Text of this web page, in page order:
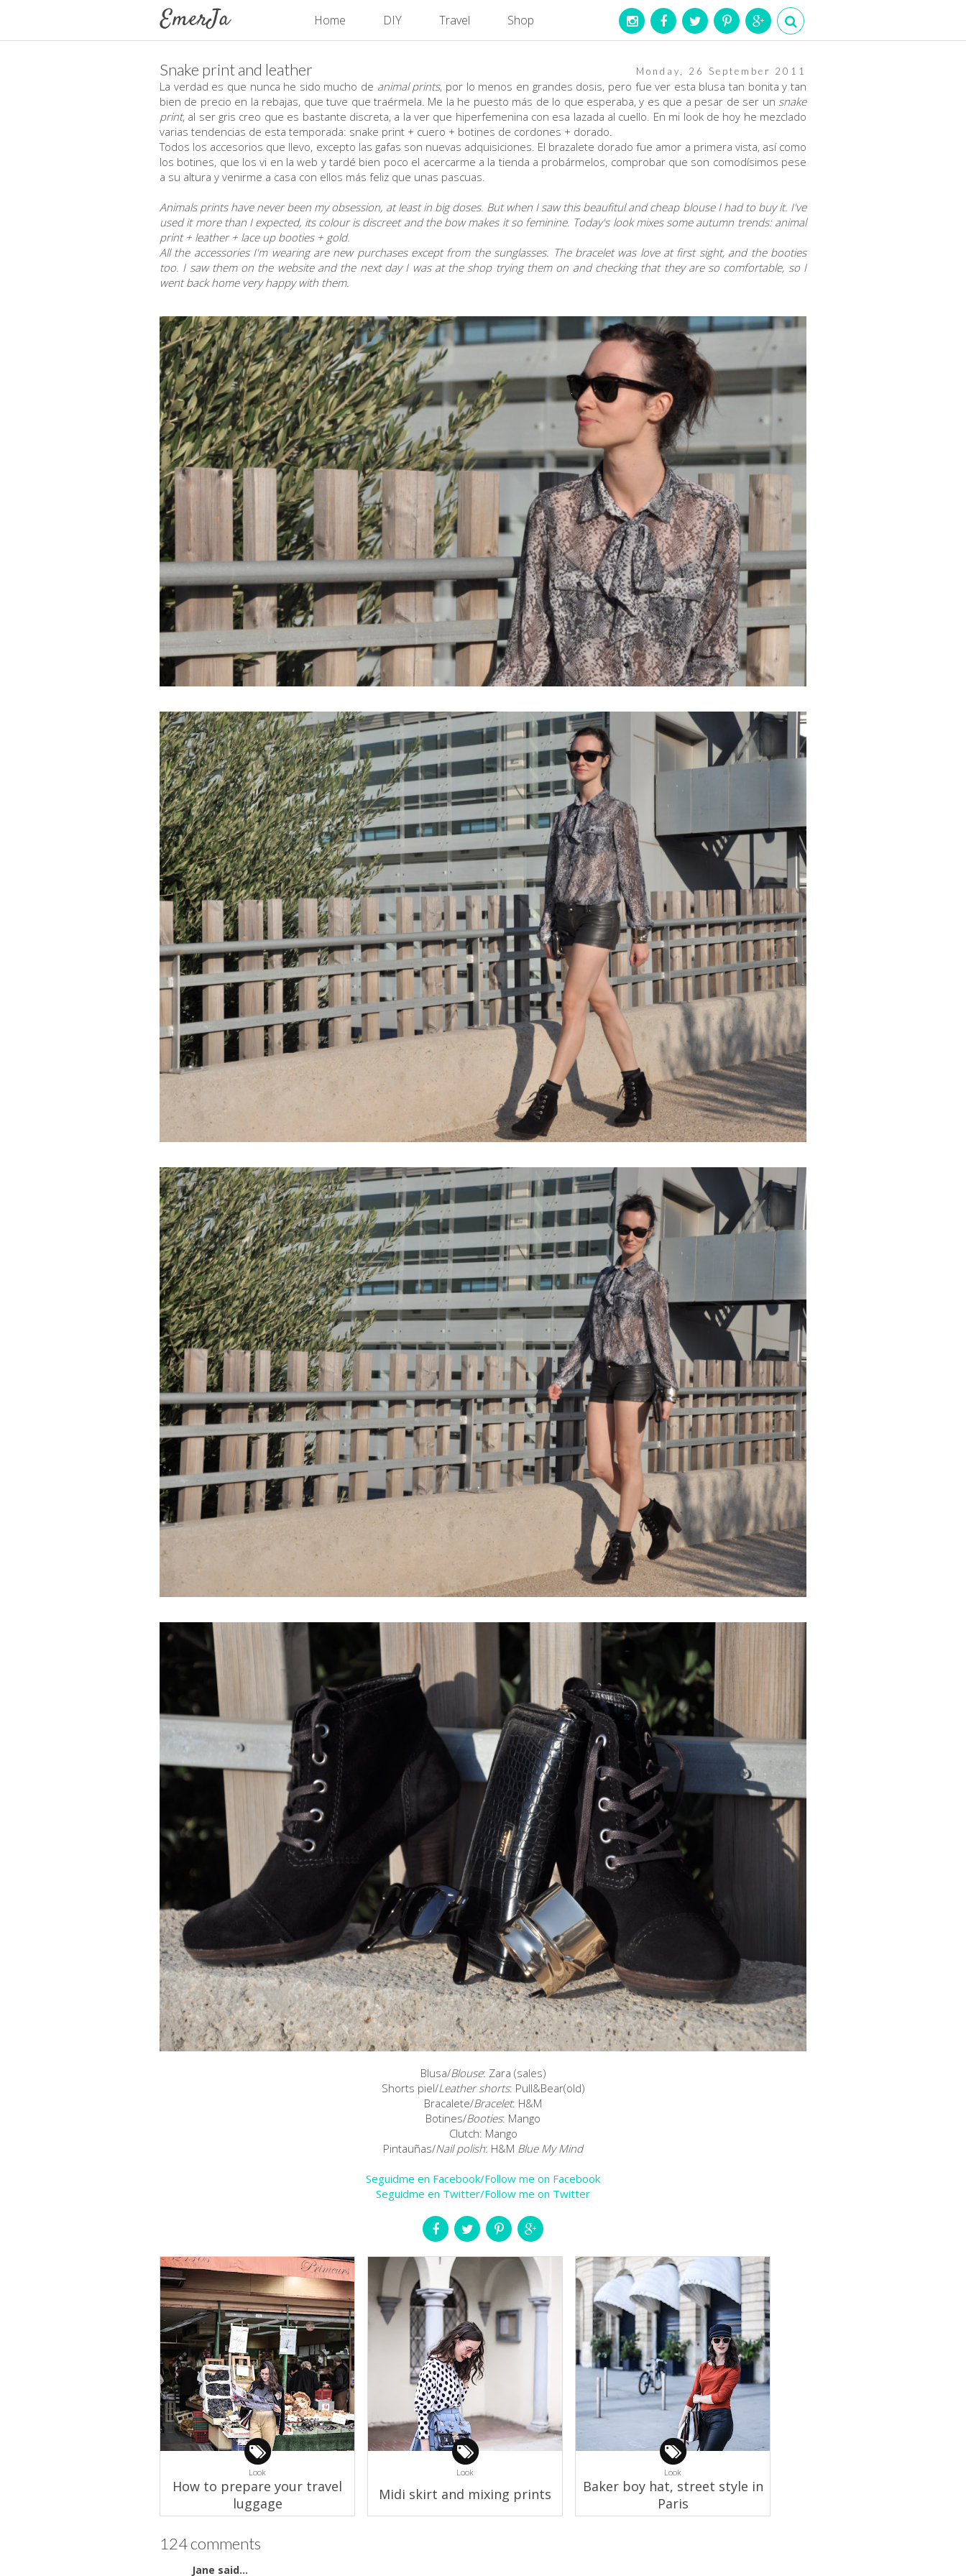
Home DIY Travel Shop
Monday, 26 September 2011
Snake print and leather
La verdad es que nunca he sido mucho de animal prints, por lo menos en grandes dosis, pero fue ver esta blusa tan bonita y tan
bien de precio en la rebajas, que tuve que traérmela. Me la he puesto más de lo que esperaba, y es que a pesar de ser un snake
print, al ser gris creo que es bastante discreta, a la ver que hiperfemenina con esa lazada al cuello. En mi look de hoy he mezclado
varias tendencias de esta temporada: snake print + cuero + botines de cordones + dorado.
Todos los accesorios que llevo, excepto las gafas son nuevas adquisiciones. El brazalete dorado fue amor a primera vista, así como
los botines, que los vi en la web y tardé bien poco el acercarme a la tienda a probármelos, comprobar que son comodísimos pese
a su altura y venirme a casa con ellos más feliz que unas pascuas.
Animals prints have never been my obsession, at least in big doses. But when I saw this beaufitul and cheap blouse I had to buy it. I've
used it more than I expected, its colour is discreet and the bow makes it so feminine. Today's look mixes some autumn trends: animal
print + leather + lace up booties + gold.
All the accessories I'm wearing are new purchases except from the sunglasses. The bracelet was love at first sight, and the booties
too. I saw them on the website and the next day I was at the shop trying them on and checking that they are so comfortable, so I
went back home very happy with them.
Blusa/Blouse: Zara (sales)
Shorts piel/Leather shorts: Pull&Bear(old)
Bracalete/Bracelet: H&M
Botines/Booties: Mango
Clutch: Mango
Pintauñas/Nail polish: H&M Blue My Mind
Seguidme en Facebook/Follow me on Facebook
Seguidme en Twitter/Follow me on Twitter
Look
How to prepare your travel
luggage
Look
Midi skirt and mixing prints
Look
Baker boy hat, street style in
Paris
124 comments
Jane said...